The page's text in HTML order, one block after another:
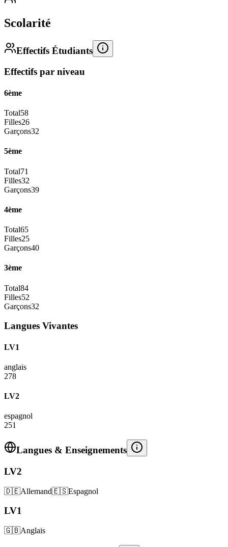
Scolarité
Effectifs Étudiants
Effectifs par niveau
6ème
Total58
Filles26
Garçons32
5ème
Total71
Filles32
Garçons39
4ème
Total65
Filles25
Garçons40
3ème
Total84
Filles52
Garçons32
Langues Vivantes
LV1
anglais
278
LV2
espagnol
251
Langues & Enseignements
LV2
🇩🇪Allemand🇪🇸Espagnol
LV1
🇬🇧Anglais